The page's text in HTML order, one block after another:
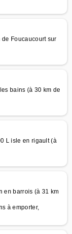
Foucaucourt sur
bains (à 30 km de
L isle en rigault (à
en barrois (à 31 km
à emporter,